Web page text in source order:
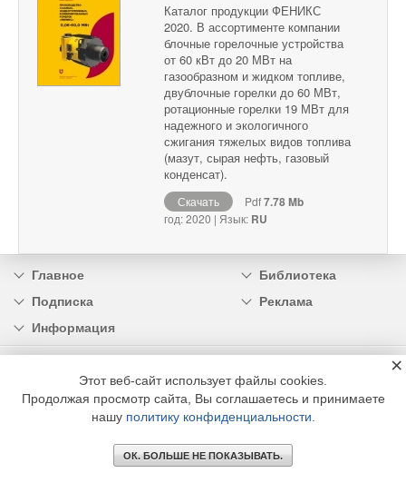
Каталог продукции ФЕНИКС
2020. В ассортименте компании
блочные горелочные устройства
от 60 кВт до 20 МВт на
газообразном и жидком топливе,
двублочные горелки до 60 МВт,
ротационные горелки 19 МВт для
надежного и экологичного
сжигания тяжелых видов топлива
(мазут, сырая нефть, газовый
конденсат).
Скачать Pdf7.78 Mb
год: 2020 | Язык: RU
Главное
Библиотека
Подписка
Реклама
Информация
Этот веб-сайт использует файлы cookies.
Продолжая просмотр сайта, Вы соглашаетесь и принимаете
нашу политику конфиденциальности
ОК. БОЛЬШЕ НЕ ПОКАЗЫВАТЬ.
×